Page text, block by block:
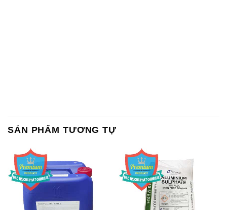
SẢN PHẨM TƯƠNG TỰ